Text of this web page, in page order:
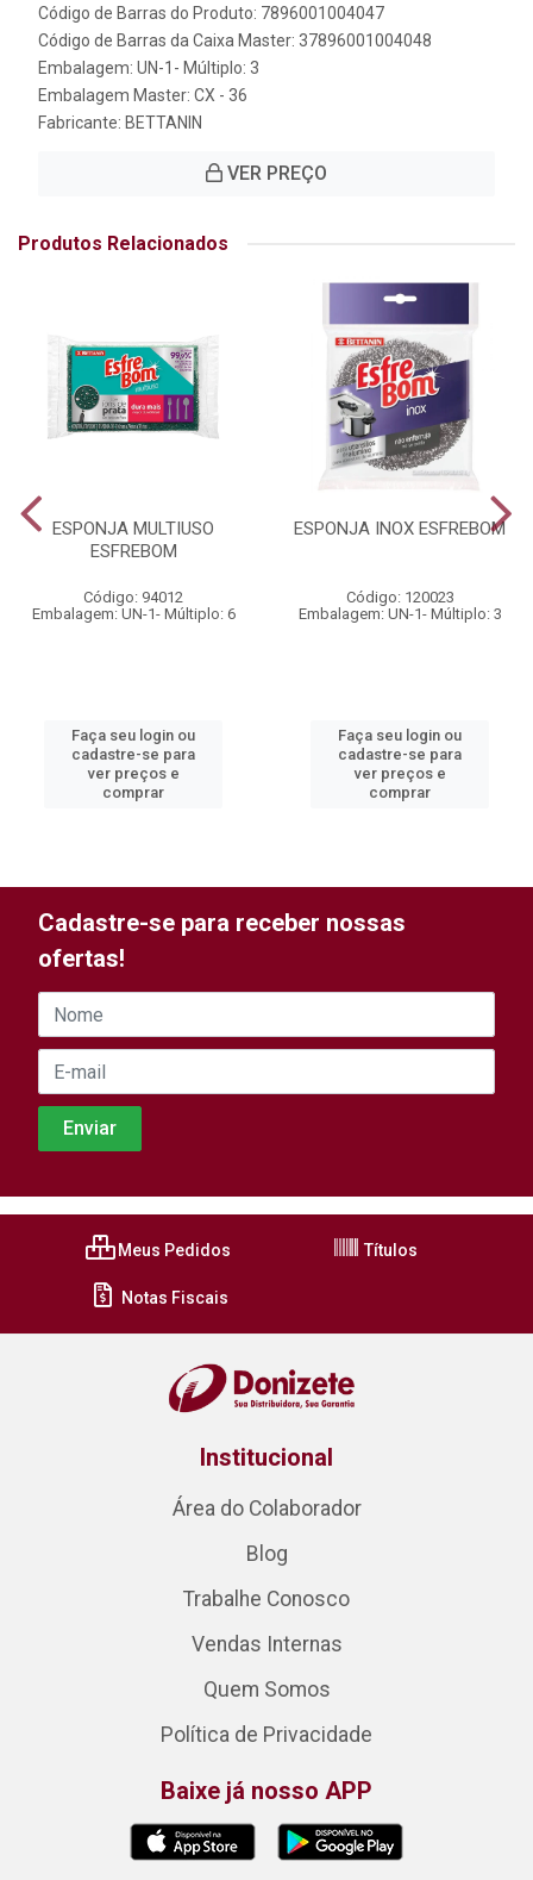
Código de Barras do Produto: 7896001004047
Código de Barras da Caixa Master: 37896001004048
Embalagem: UN-1- Múltiplo: 3
Embalagem Master: CX - 36
Fabricante: BETTANIN
VER PREÇO
Produtos Relacionados
ESPONJA MULTIUSO
ESFREBOM
Código: 94012
Embalagem: UN-1- Múltiplo: 6
Faça seu login ou
cadastre-se para
ver preços e
comprar
ESPONJA INOX ESFREBOM
Código: 120023
Embalagem: UN-1- Múltiplo: 3
Faça seu login ou
cadastre-se para
ver preços e
comprar
Cadastre-se para receber nossas
ofertas!
Meus Pedidos Títulos
Notas Fiscais
Institucional
Área do Colaborador
Blog
Trabalhe Conosco
Vendas Internas
Quem Somos
Política de Privacidade
Baixe já nosso APP